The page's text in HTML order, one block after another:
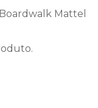
Mattel